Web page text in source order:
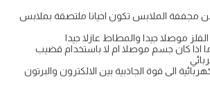
مجففة الملابس تكون احيانا ملتصقة بملابس
موصلا جيدا والمطاط عازلا جيدا
اذا كان جسم موصلا ام لا باستخدام قضيب
الى قوة الجاذبية بين الالكترون والبرتون